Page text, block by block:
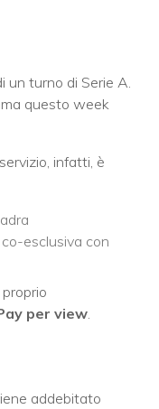
turno di Serie A.
questo week
servizio, infatti, è
esclusiva con
per view
addebitato